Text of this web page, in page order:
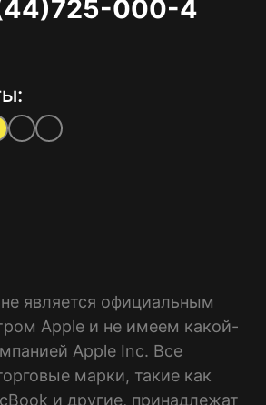
000-4
является официальным
Apple и не имеем какой-
Apple Inc. Все
марки, такие как
и другие, принадлежат